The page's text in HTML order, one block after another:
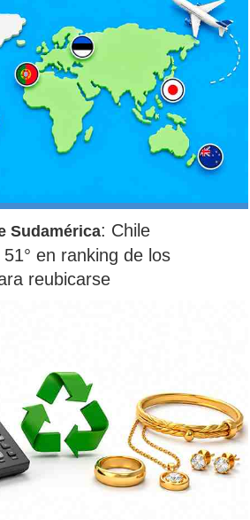
Sudamérica: Chile
en ranking de los
reubicarse